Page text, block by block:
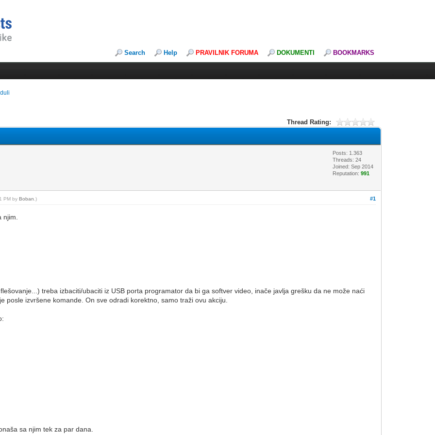
Search Help PRAVILNIK FORUMA DOKUMENTI BOOKMARKS
Thread Rating:
Posts: 1.363
Threads: 24
Joined: Sep 2014
Reputation:991
#1
PM byBoban .)
treba izbaciti/ubaciti iz USB porta programator da bi ga softver video, inače javlja grešku da ne može naći
posle izvršene komande. On sve odradi korektno, samo traži ovu akciju.
sa njim tek za par dana.